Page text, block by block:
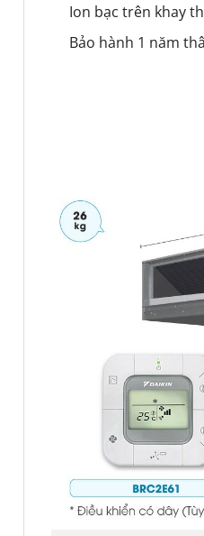
Ion bạc trên khay
Bảo hành 1 năm